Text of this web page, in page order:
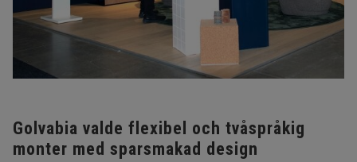
Golvabia valde flexibel och tvåspråkig
monter med sparsmakad design